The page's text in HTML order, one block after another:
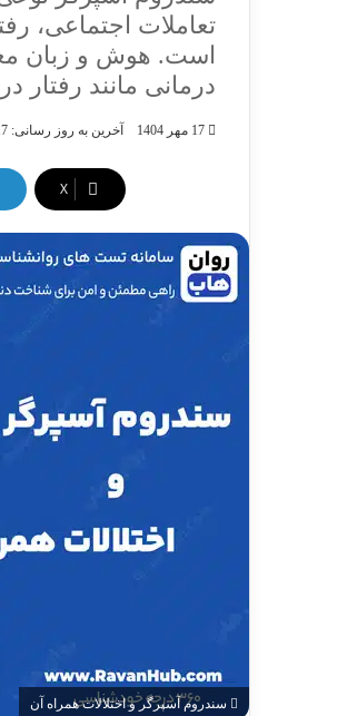
تعاملات اجتماعی،
است. هوش و زبان
درمانی مانند رفتار
17 مهر 1404 آخرین به روز رسانی: 17 مهر 1404
X
سندروم آسپرگر و اختلالات همراه آن